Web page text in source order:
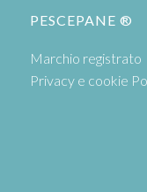
PESCEPANE ®
Marchio registrato
Privacy e cookie